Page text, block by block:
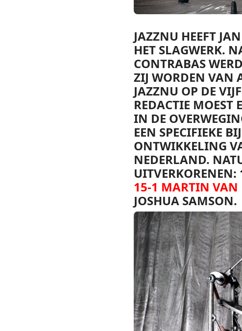
JAZZNU HEEFT
HET SLAGWERK.
CONTRABAS
ZIJ WORDEN VAN
JAZZNU OP DE
REDACTIE
IN DE
EEN SPECIFIEKE
ONTWIKKELING
NEDERLAND.
UITVERKORENEN:
15-1 MARTIN VAN
JOSHUA SAMSON.